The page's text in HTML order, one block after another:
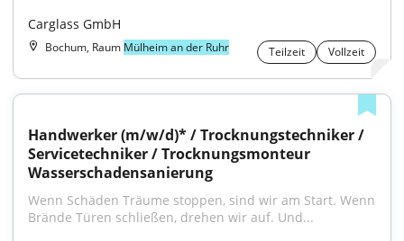
Carglass GmbH
Bochum, Raum Mülheim an der Ruhr Teilzeit Vollzeit
Handwerker (m/w/d)* / Trocknungstechniker /
Servicetechniker / Trocknungsmonteur
Wasserschadensanierung
Wenn Schäden Träume stoppen, sind wir am Start. Wenn
Brände Türen schließen, drehen wir auf. Und...